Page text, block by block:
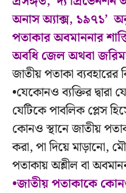
অনাস অ্যাক্স, ১৯৭১’
পতাকার অবমাননার
অবধি জেল অথবা
জাতীয় পতাকা ব্যবহারের
•যেকোনও ব্যক্তির দ্বারা
যেটিকে পাবলিক প্লেস
কোনও স্থানে জাতীয়
করা, পা দিয়ে মাড়ানো,
পতাকায় অশ্লীল বা
•জাতীয় পতাকাকে